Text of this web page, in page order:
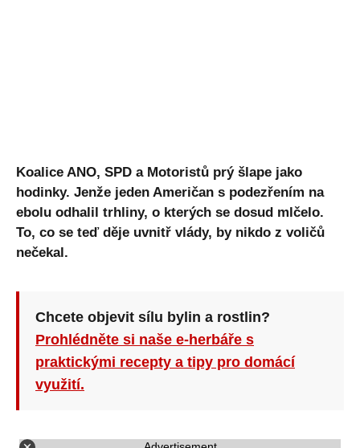
Koalice ANO, SPD a Motoristů prý šlape jako
hodinky. Jenže jeden Američan s podezřením na
ebolu odhalil trhliny, o kterých se dosud mlčelo.
To, co se teď děje uvnitř vlády, by nikdo z voličů
nečekal.
Chcete objevit sílu bylin a rostlin?
Prohlédněte si naše e-herbáře s
praktickými recepty a tipy pro domácí
využití.